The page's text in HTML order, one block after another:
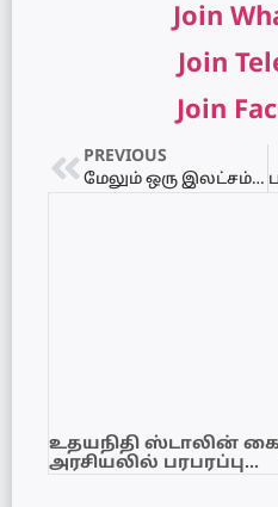
Join
Join
Join
PREVIOUS
மேலும் ஒரு இலட்சம் அரச தொழில் நியமனங்கள், ஜனாதிபதி அறிவிப்பு..!
உதயநிதி ஸ்டாலின்
அரசியலில் பரபரப்பு…